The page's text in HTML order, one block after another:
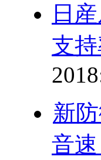
日
支
新
音